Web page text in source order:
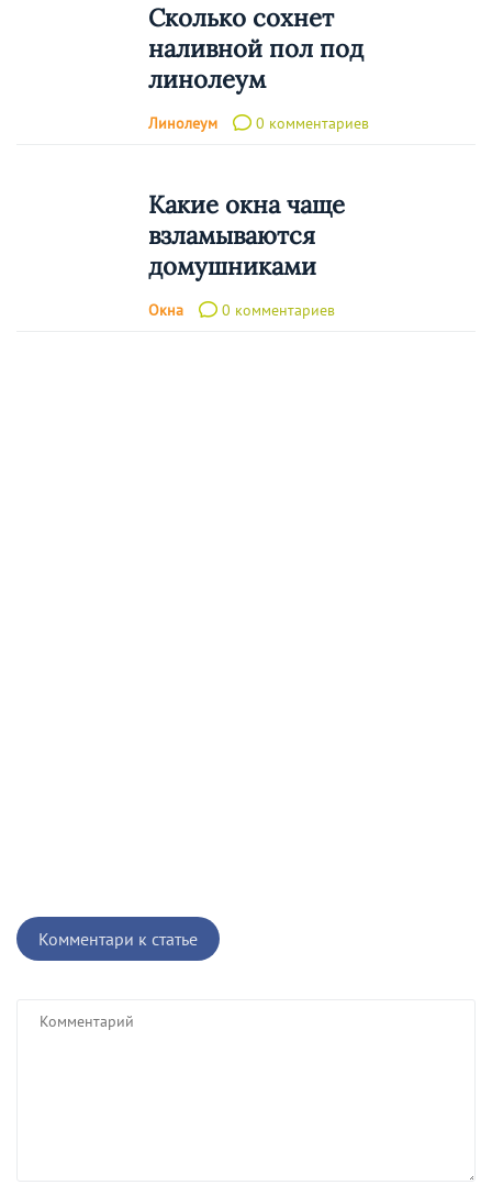
Сколько сохнет
наливной пол под
линолеум
Линолеум 0 комментариев
Какие окна чаще
взламываются
домушниками
Окна 0 комментариев
Комментари к статье